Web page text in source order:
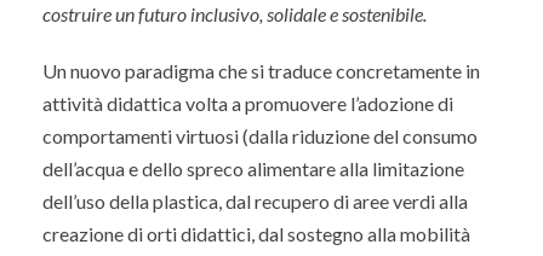
costruire un futuro inclusivo, solidale e sostenibile.
Un nuovo paradigma che si traduce concretamente in
attività didattica volta a promuovere l’adozione di
comportamenti virtuosi (dalla riduzione del consumo
dell’acqua e dello spreco alimentare alla limitazione
dell’uso della plastica, dal recupero di aree verdi alla
creazione di orti didattici, dal sostegno alla mobilità